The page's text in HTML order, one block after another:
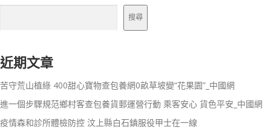
搜尋
近期文章
苦守荒山植綠 400甜心寶物查包養網0畝草坡變“花果園”_中國網
進一個步驟規范鄉村客查包養貨郵運營行動 乘客安心 貨色平安_中國網
疫情森和診所體檢防控 汶上縣白石鎮服役甲士在一線